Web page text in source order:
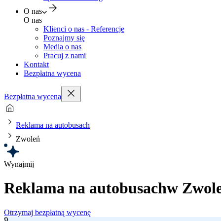
O nas
O nas
Klienci o nas - Referencje
Poznajmy się
Media o nas
Pracuj z nami
Kontakt
Bezpłatna wycena
Bezpłatna wycena
Reklama na autobusach
Zwoleń
Wynajmij
Reklama na autobusachw
Otrzymaj bezpłatną wycenę